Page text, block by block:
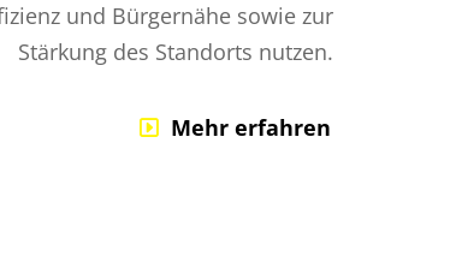
und Bürgernähe sowie zur
Stärkung des Standorts nutzen.
Mehr erfahren